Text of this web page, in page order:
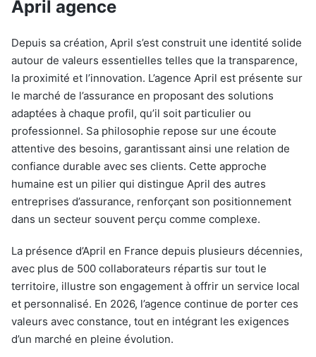
April agence
Depuis sa création, April s’est construit une identité solide
autour de valeurs essentielles telles que la transparence,
la proximité et l’innovation. L’agence April est présente sur
le marché de l’assurance en proposant des solutions
adaptées à chaque profil, qu’il soit particulier ou
professionnel. Sa philosophie repose sur une écoute
attentive des besoins, garantissant ainsi une relation de
confiance durable avec ses clients. Cette approche
humaine est un pilier qui distingue April des autres
entreprises d’assurance, renforçant son positionnement
dans un secteur souvent perçu comme complexe.
La présence d’April en France depuis plusieurs décennies,
avec plus de 500 collaborateurs répartis sur tout le
territoire, illustre son engagement à offrir un service local
et personnalisé. En 2026, l’agence continue de porter ces
valeurs avec constance, tout en intégrant les exigences
d’un marché en pleine évolution.